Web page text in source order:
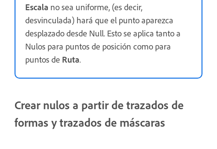
Escala no sea uniforme, (es decir,
desvinculada) hará que el punto aparezca
desplazado desde Null. Esto se aplica tanto a
Nulos para puntos de posición como para
puntos de Ruta.
Crear nulos a partir de trazados de
formas y trazados de máscaras